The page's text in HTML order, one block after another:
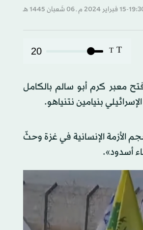
T
T
20
معبر كرم أبو سالم بالكامل
بنيامين نتنياهو.
الأزمة الإنسانية في غزة وحثّ
أسدود».